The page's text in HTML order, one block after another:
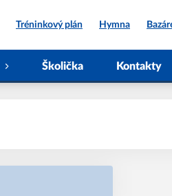
Tréninkový plán Hymna
Školička Kontakty